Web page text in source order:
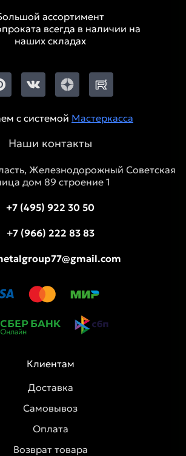
ассортимент
всегда в наличии на
наших складах
с системой Мастеркасса
Наши контакты
Железнодорожный Советская
дом 89 строение 1
+7 (495) 922 30 50
+7 (966) 222 83 83
Клиентам
Доставка
Самовывоз
Оплата
Возврат товара